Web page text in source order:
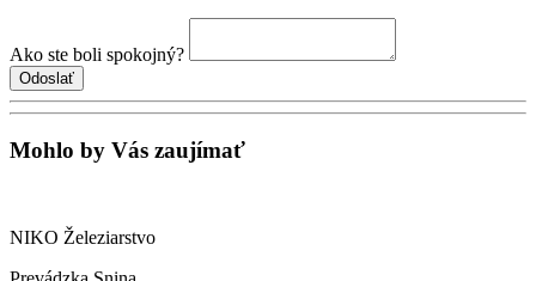
Ako ste boli spokojný?
Mohlo by Vás zaujímať
NIKO Železiarstvo